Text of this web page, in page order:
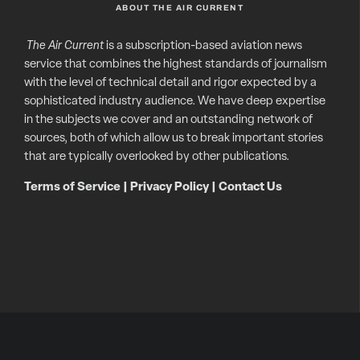
ABOUT THE AIR CURRENT
The Air Currentis a subscription-based aviation news
service that combines the highest standards of journalism
with the level of technical detail and rigor expected by a
sophisticated industry audience. We have deep expertise
in the subjects we cover and an outstanding network of
sources, both of which allow us to break important stories
that are typically overlooked by other publications.
Terms of Service Privacy Policy| Contact Us